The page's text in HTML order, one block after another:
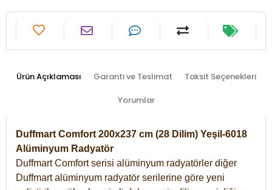
Ürün Açıklaması Garanti ve Teslimat Taksit Seçenekleri
Yorumlar
Duffmart Comfort 200x237 cm (28 Dilim) Yeşil-6018
Alüminyum Radyatör
Duffmart Comfort serisi alüminyum radyatörler diğer
Duffmart alüminyum radyatör serilerine göre yeni